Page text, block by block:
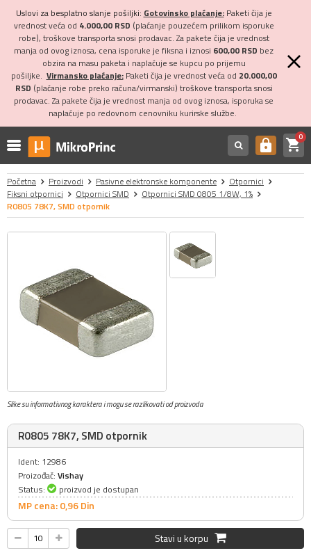
Uslovi za besplatno slanje pošiljki: Gotovinsko plaćanje:Paketi čija je
vrednost veća od 4.000,00 RSD (plaćanje pouzećem prilikom isporuke
robe), troškove transporta snosi prodavac. Za pakete čija je vrednost
manja od ovog iznosa, cena isporuke je fiksna i iznosi 600,00 RSD bez
obzira na masu paketa i naplaćuje se kupcu po prijemu
pošiljke. Virmansko plaćanje:Paketi čija je vrednost veća od 20.000,00
RSD (plaćanje robe preko računa/virmanski) troškove transporta snosi
prodavac. Za pakete čija je vrednost manja od ovog iznosa, isporuka se
naplaćuje po redovnom cenovniku kurirske službe.
https shopping_cart0
Početna Proizvodi Pasivne elektronske komponente
Otpornici
Fiksni otpornici
Otpornici SMD
Otpornici SMD 0805 1/8W, 1%
R0805 78K7, SMD otpornik
Slike su informativnog karaktera i mogu se razlikovati od proizvoda
R0805 78K7, SMD otpornik
Ident: 12986
Proizođač: Vishay
Status:
proizvod je dostupan
MP cena: 0,96Din
Stavi u korpu